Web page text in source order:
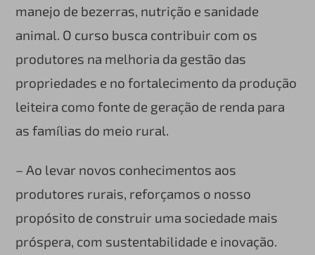
manejo de bezerras, nutrição e sanidade
animal. O curso busca contribuir com os
produtores na melhoria da gestão das
propriedades e no fortalecimento da produção
leiteira como fonte de geração de renda para
as famílias do meio rural.
– Ao levar novos conhecimentos aos
produtores rurais, reforçamos o nosso
propósito de construir uma sociedade mais
próspera, com sustentabilidade e inovação.